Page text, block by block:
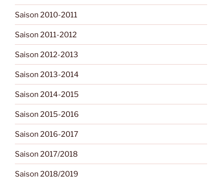
Saison 2010-2011
Saison 2011-2012
Saison 2012-2013
Saison 2013-2014
Saison 2014-2015
Saison 2015-2016
Saison 2016-2017
Saison 2017/2018
Saison 2018/2019